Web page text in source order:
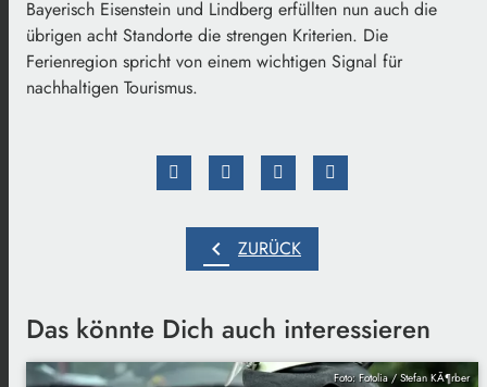
Bayerisch Eisenstein und Lindberg erfüllten nun auch die
übrigen acht Standorte die strengen Kriterien. Die
Ferienregion spricht von einem wichtigen Signal für
nachhaltigen Tourismus.
chevron_left ZURÜCK
Das könnte Dich auch interessieren
Foto: Fotolia / Stefan KÃ¶rber